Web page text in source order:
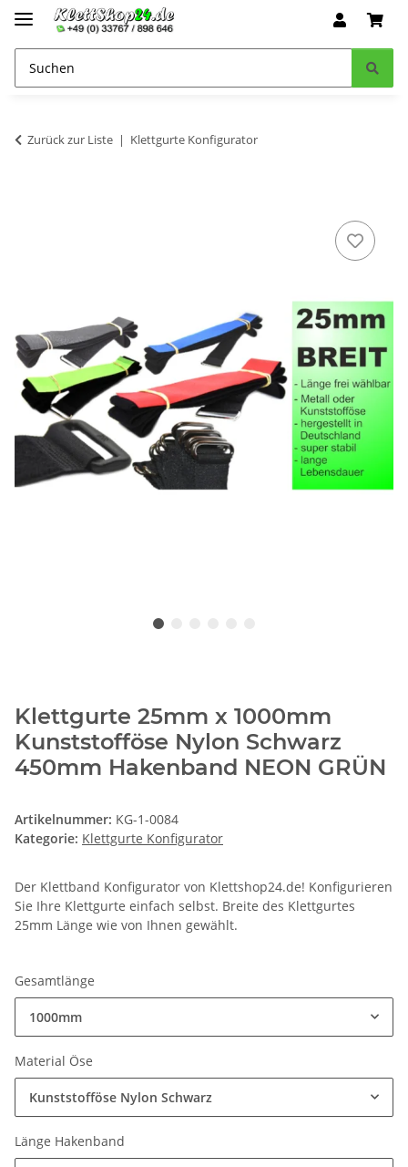
Zurück zur Liste Klettgurte Konfigurator
Klettgurte 25mm x 1000mm
Kunststofföse Nylon Schwarz
450mm Hakenband NEON GRÜN
Artikelnummer: KG-1-0084
Kategorie: Klettgurte Konfigurator
Der Klettband Konfigurator von Klettshop24.de! Konfigurieren
Sie Ihre Klettgurte einfach selbst. Breite des Klettgurtes
25mm Länge wie von Ihnen gewählt.
Gesamtlänge
1000mm
Material Öse
Kunststofföse Nylon Schwarz
Länge Hakenband